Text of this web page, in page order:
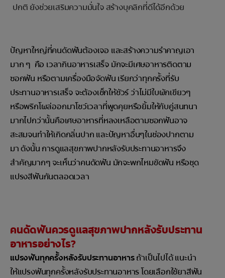
ปกติ ยังช่วยเสริมความมั่นใจ สร้างบุคลิกที่ดีได้อีกด้วย
ปัญหาใหญ่ที่คนดัดฟันต้องเจอ และสร้างความรำคาญเอา
มาก ๆ คือ เวลากินอาหารเสร็จ มักจะมีเศษอาหารติดตาม
ซอกฟัน หรือตามเครื่องมือจัดฟัน เรียกว่าทุกครั้งที่รับ
ประทานอาหารเสร็จ จะต้องเช็กให้ชัวร์ ว่าไม่มีใบผักเขียวๆ
หรือพริกโผล่ออกมาโชว์เวลาที่พูดคุยหรือยิ้มให้กับคู่สนทนา
มากไปกว่านั้นคือเศษอาหารที่หลงเหลือตามซอกฟันอาจ
สะสมจนทำให้เกิดกลิ่นปาก และปัญหาอื่นๆในช่องปากตาม
มา ดังนั้น การดูแลสุขภาพปากหลังรับประทานอาหารจึง
สำคัญมากๆ จะเห็นว่าคนดัดฟัน มักจะพกไหมขัดฟัน หรือชุด
แปรงสีฟันกันตลอดเวลา
คนดัดฟันควรดูแลสุขภาพปากหลังรับประทาน
อาหารอย่างไร?
แปรงฟันทุกครั้งหลังรับประทานอาหารถ้าเป็นไปได้ แนะนำ
ให้แปรงฟันทุกครั้งหลังรับประทานอาหาร โดยเลือกใช้ยาสีฟัน